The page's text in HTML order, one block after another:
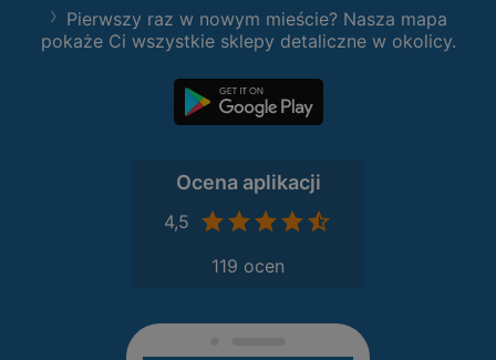
Pierwszy raz w nowym mieście? Nasza mapa
pokaże Ci wszystkie sklepy detaliczne w okolicy.
Ocena aplikacji
4,5
119 ocen